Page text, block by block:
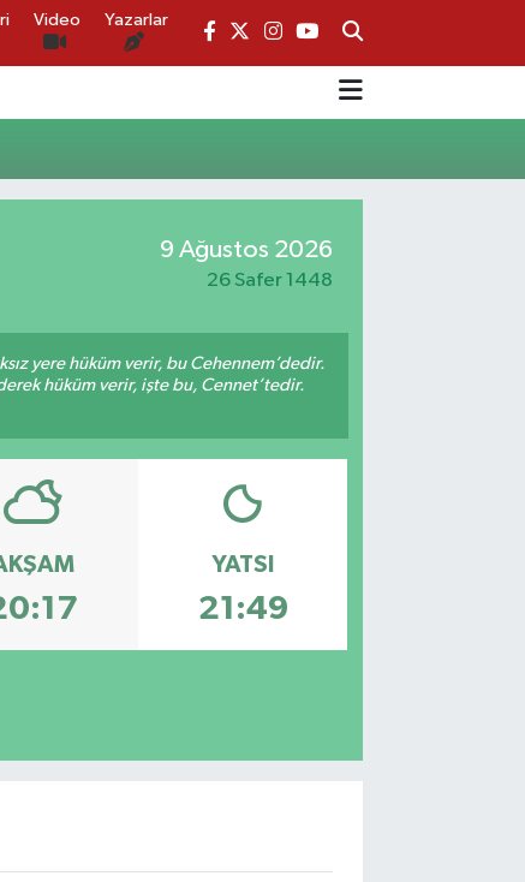
Video Yazarlar
9 Ağustos 2026
26 Safer 1448
yere hüküm verir, bu Cehennem’dedir.
hüküm verir, işte bu, Cennet’tedir.
YATSI
21:49